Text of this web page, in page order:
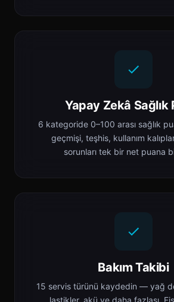
Yapay Zekâ Sağlık
6 kategoride 0–100 arası sağlık
geçmişi, teşhis, kullanım
sorunları tek bir net puana
Bakım Takibi
15 servis türünü kaydedin — yağ
lastikler, akü ve daha fazlası.